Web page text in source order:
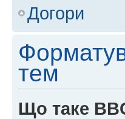
Догори
тем
Що таке